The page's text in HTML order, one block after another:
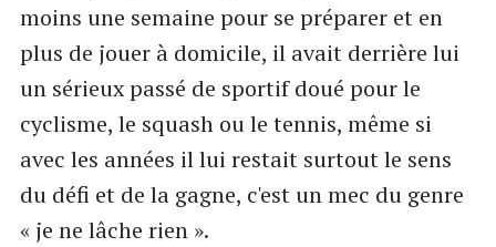
moins une semaine pour se préparer et en
plus de jouer à domicile, il avait derrière lui
un sérieux passé de sportif doué pour le
cyclisme, le squash ou le tennis, même si
avec les années il lui restait surtout le sens
du défi et de la gagne, c'est un mec du genre
« je ne lâche rien ».